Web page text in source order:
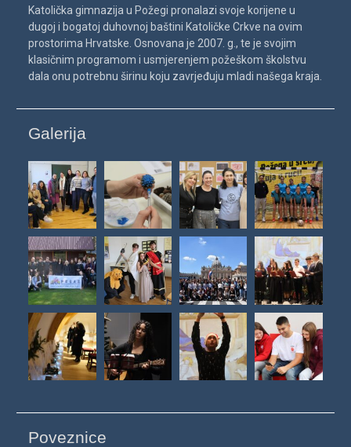
Katolička gimnazija u Požegi pronalazi svoje korijene u
dugoj i bogatoj duhovnoj baštini Katoličke Crkve na ovim
prostorima Hrvatske. Osnovana je 2007. g., te je svojim
klasičnim programom i usmjerenjem požeškom školstvu
dala onu potrebnu širinu koju zavrjeđuju mladi našega kraja.
Galerija
Poveznice